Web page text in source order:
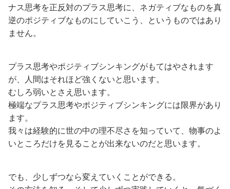
ナス思考を正反対のプラス思考に、ネガティブなものを真
逆のポジティブなものにしていこう、というものではあり
ません。
プラス思考やポジティブシンキングがもてはやされます
が、人間はそれほど強くないと思います。
むしろ弱いとさえ思います。
極端なプラス思考やポジティブシンキングには限界があり
ます。
我々は経験的に世の中の理不尽さを知っていて、物事のよ
いところだけを見ることが出来ないのだと思います。
でも、少しずつなら変えていくことができる。